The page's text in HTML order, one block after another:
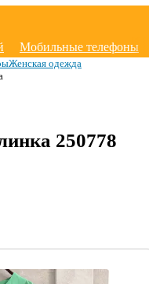
Мобильные телефоны
Женская одежда
250778